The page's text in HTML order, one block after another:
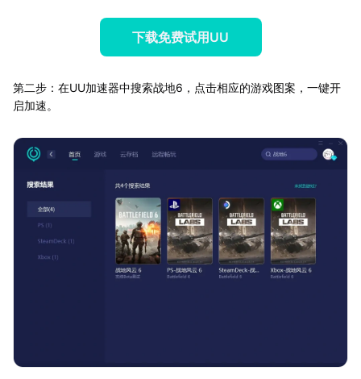
下载免费试用UU
第二步：在UU加速器中搜索战地6，点击相应的游戏图案，一键开
启加速。